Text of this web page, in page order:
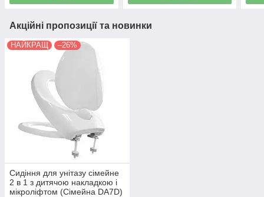
Акційні пропозиції та новинки
НАЙКРАЩ –26%
Сидіння для унітазу сімейне
2 в 1 з дитячою накладкою і
мікроліфтом (Сімейна DA7D)